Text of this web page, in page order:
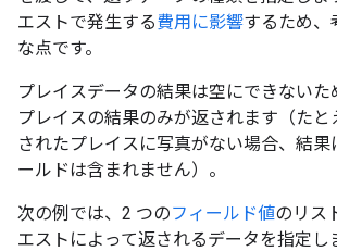
エストで発生する費用に影響するため、
な点です。
プレイスデータの結果は空にできないた
プレイスの結果のみが返されます（たと
されたプレイスに写真がない場合、結果
ールドは含まれません）。
次の例では、2 つのフィールド値のリス
エストによって返されるデータを指定し